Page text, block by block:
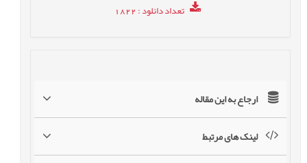
تعداد دانلود: 1822
ارجاع به این مقاله
لینک های مرتبط